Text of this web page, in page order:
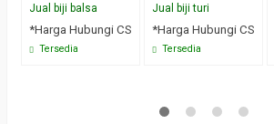
Jual biji balsa
*Harga Hubungi CS
Tersedia
Jual biji turi
*Harga Hubungi CS
Tersedia